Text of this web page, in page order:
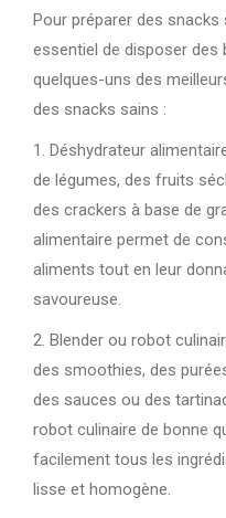
Pour préparer des
essentiel de disposer des
quelques-uns des
des snacks sains :
1. Déshydrateur
de légumes, des fruits
des crackers à base de
alimentaire permet de
aliments tout en leur
savoureuse.
2. Blender ou robot
des smoothies, des
des sauces ou des
robot culinaire de bonne
facilement tous les
lisse et homogène.